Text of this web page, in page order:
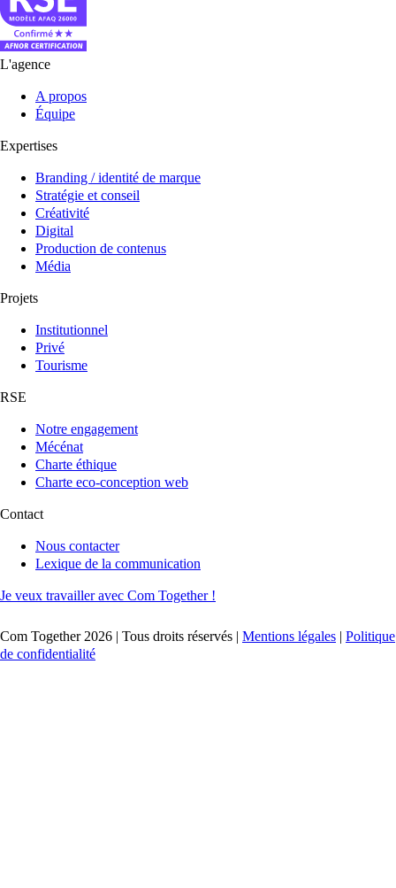
L'agence
A propos
Équipe
Expertises
Branding / identité de marque
Stratégie et conseil
Créativité
Digital
Production de contenus
Média
Projets
Institutionnel
Privé
Tourisme
RSE
Notre engagement
Mécénat
Charte éthique
Charte eco-conception web
Contact
Nous contacter
Lexique de la communication
Je veux travailler avec Com Together !
Com Together 2026 | Tous droits réservés | Mentions légales | Politique
de confidentialité